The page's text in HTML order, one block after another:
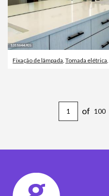
Fixação de lâmpada Tomada elétrica
of 100